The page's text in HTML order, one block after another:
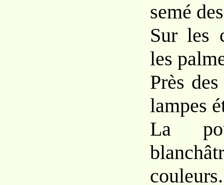
semé
Sur les
les
Près
lampes
La
couleurs.